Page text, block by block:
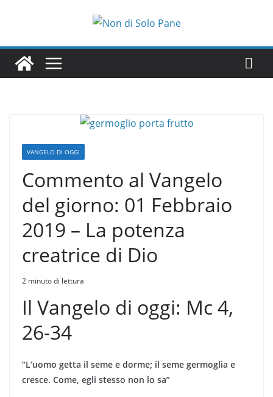
VANGELO DI OGGI
Commento al Vangelo
del giorno: 01 Febbraio
2019 – La potenza
creatrice di Dio
2 minuto di lettura
Il Vangelo di oggi: Mc 4,
26-34
“L’uomo getta il seme e dorme; il seme germoglia e
cresce. Come, egli stesso non lo sa”